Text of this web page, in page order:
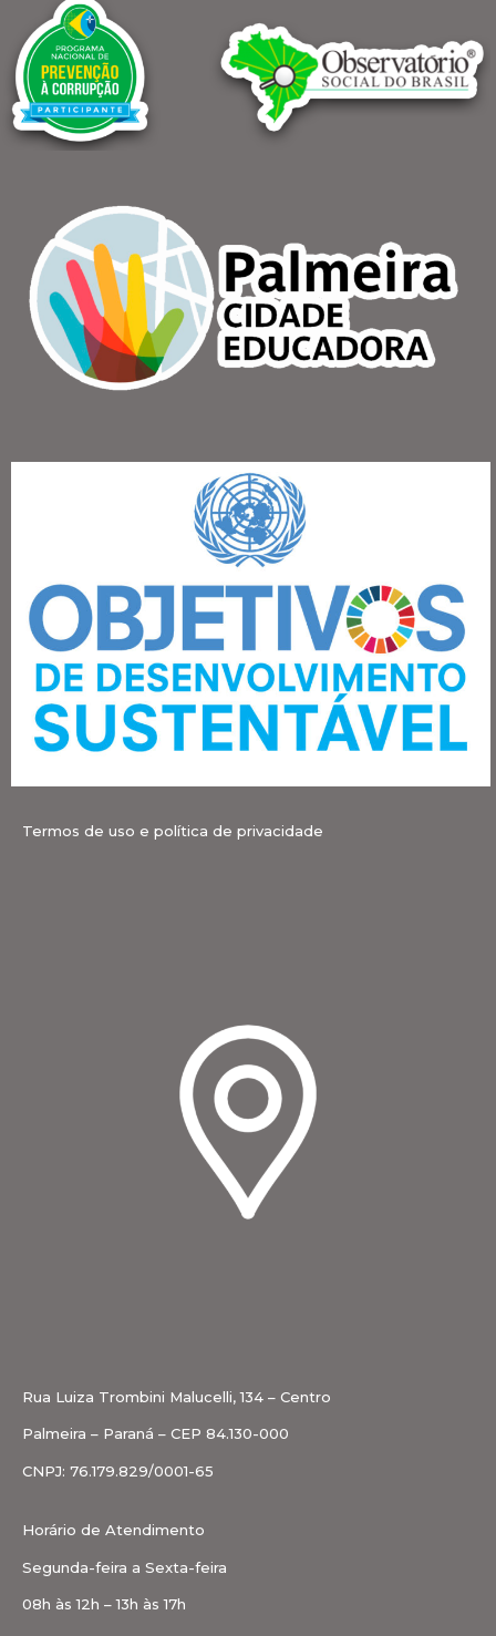
Termos de uso e política de privacidade
Rua Luiza Trombini Malucelli, 134 – Centro
Palmeira – Paraná – CEP 84.130-000
CNPJ: 76.179.829/0001-65
Horário de Atendimento
Segunda-feira a Sexta-feira
08h às 12h – 13h às 17h